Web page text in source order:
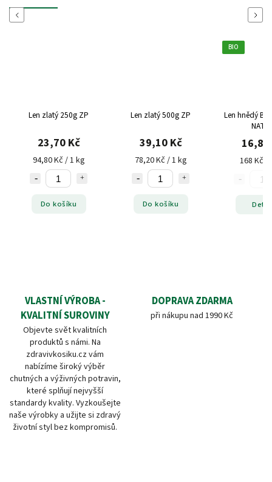
Previous
Len zlatý 250g ZP
23,70 Kč
94,80 Kč / 1 kg
Do košíku
Len zlatý 500g ZP
39,10 Kč
78,20 Kč / 1 kg
Do košíku
BIO
Len hnědý
16,80
168 Kč /
Next
VLASTNÍ VÝROBA -
KVALITNÍ SUROVINY
Objevte svět kvalitních
produktů s námi. Na
zdravivkosiku.cz vám
nabízíme široký výběr
chutných a výživných potravin,
které splňují nejvyšší
standardy kvality. Vyzkoušejte
naše výrobky a užijte si zdravý
životní styl bez kompromisů.
DOPRAVA ZDARMA
při nákupu nad 1990 Kč